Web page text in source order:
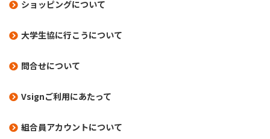
ショッピングについて
大学生協に行こうについて
問合せについて
Vsignご利用にあたって
組合員アカウントについて